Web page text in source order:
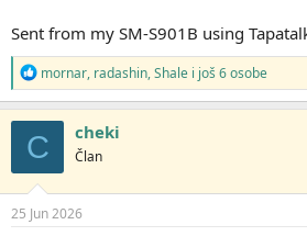
Sent from my SM-S901B using
R
e
a
g
o
v
a
n
j
mornar, radashin,Shale i još 6 osobe
C cheki
Član
25 Jun 2026